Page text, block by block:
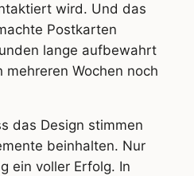
wird. Und das
Postkarten
lange aufbewahrt
Wochen noch
das Design stimmen
beinhalten. Nur
ein voller Erfolg. In